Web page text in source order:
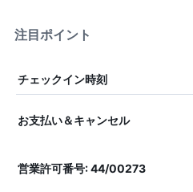
注目ポイント
チェックイン時刻
お支払い＆キャンセル
営業許可番号: 44/00273